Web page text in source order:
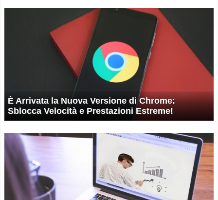
È Arrivata la Nuova Versione di Chrome:
Sblocca Velocità e Prestazioni Estreme!